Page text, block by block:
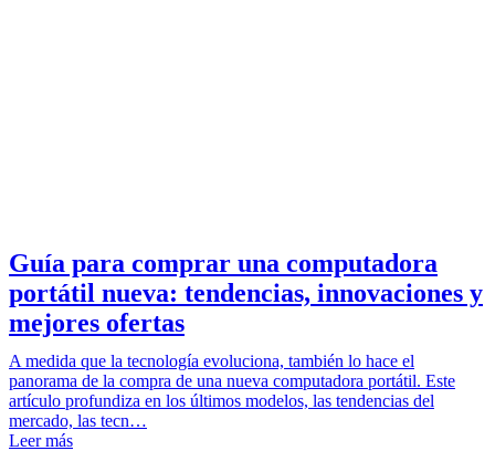
Guía para comprar una computadora
portátil nueva: tendencias, innovaciones y
mejores ofertas
A medida que la tecnología evoluciona, también lo hace el
panorama de la compra de una nueva computadora portátil. Este
artículo profundiza en los últimos modelos, las tendencias del
mercado, las tecn…
Leer más